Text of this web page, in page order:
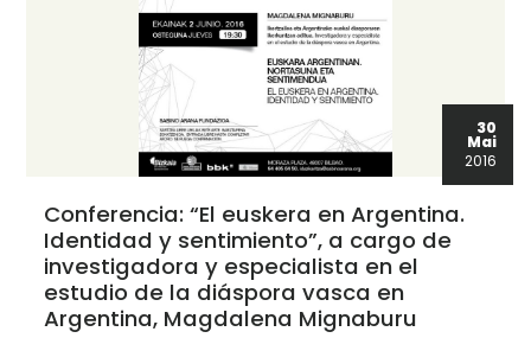
30
Mai
2016
Conferencia: “El euskera en Argentina.
Identidad y sentimiento”, a cargo de
investigadora y especialista en el
estudio de la diáspora vasca en
Argentina, Magdalena Mignaburu